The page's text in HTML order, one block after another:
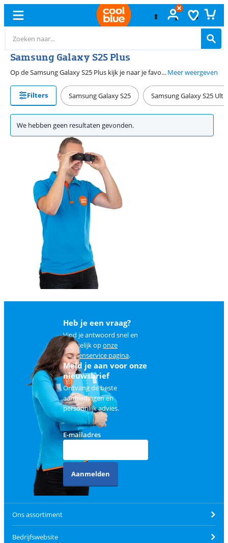
Samsung Galaxy S25 Plus
Op de Samsung Galaxy S25 Plus kijk je naar je favoriete films en series. Op het grote 6,7 inch quad hd scherm zie je namelijk veel details. Bovendien vind je op deze Samsung smartphone een AI assistent: Galaxy AI. Met Galaxy AI maak je eenvoudig een samenvatting van je notities of bewerk je foto's en video's. De S25 Plus is geschikt voor de zwaarste taken, denk bijvoorbeeld aan 3D games zoals Call of Duty. Bij Coolblue kun je de Samsung S25 Plus kopen als los toestel.Meer weergeven
Filters Samsung Galaxy S25 Samsung Galaxy S25
We hebben geen resultaten gevonden.
Heb je een vraag?
Vind je antwoord snel en
makkelijk oponze
klantenservice pagina.
Meld je aan voor onze
nieuwsbrief
Ontvang de beste
aanbiedingen en
persoonlijk advies.
E-mailadres
Aanmelden
Ons assortiment
Bedrijfswebsite